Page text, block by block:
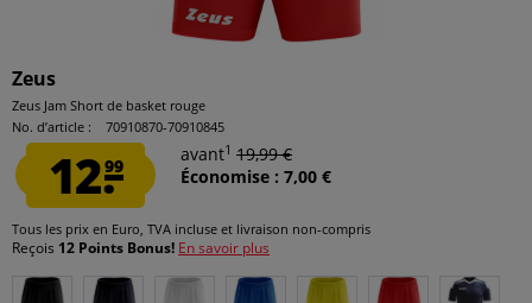
Zeus
Zeus Jam Short de basket rouge
No. d’article :
70910870-70910845
12.99
avant1 19,99 €
Économise : 7,00 €
Tous les prix en Euro, TVA incluse et livraison non-compris
Reçois 12 Points Bonus! En savoir plus